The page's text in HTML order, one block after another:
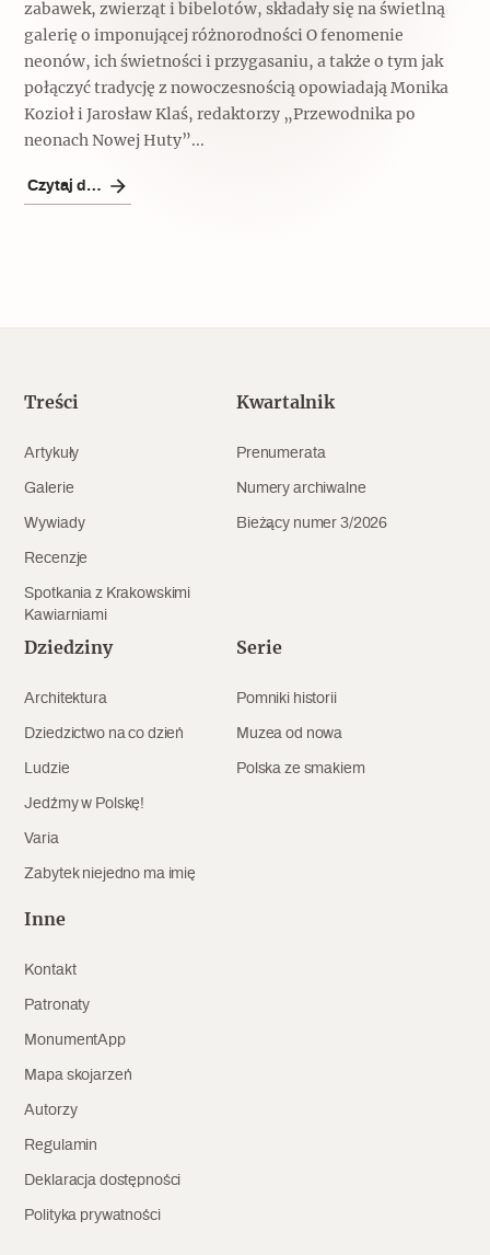
zabawek, zwierząt i bibelotów, składały się na świetlną
galerię o imponującej różnorodności O fenomenie
neonów, ich świetności i przygasaniu, a także o tym jak
połączyć tradycję z nowoczesnością opowiadają Monika
Kozioł i Jarosław Klaś, redaktorzy „Przewodnika po
neonach Nowej Huty”...
Czytaj dalej
Treści
Artykuły
Galerie
Wywiady
Recenzje
Spotkania z Krakowskimi
Kawiarniami
Kwartalnik
Prenumerata
Numery archiwalne
Bieżący numer 3/2026
Dziedziny
Architektura
Dziedzictwo na co dzień
Ludzie
Jedźmy w Polskę!
Varia
Zabytek niejedno ma imię
Serie
Pomniki historii
Muzea od nowa
Polska ze smakiem
Inne
Kontakt
Patronaty
MonumentApp
Mapa skojarzeń
Autorzy
Regulamin
Deklaracja dostępności
Polityka prywatności